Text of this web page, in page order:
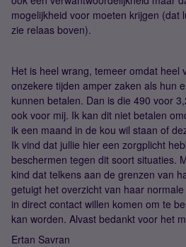
mogelijkheid voor moeten krijgen (dat
zie relaas boven).
Het is heel wrang, temeer omdat heel
onzekere tijden amper zaken als hun
kunnen betalen. Dan is die 490 voor
ook voor mij. Ik kan dit niet betalen
ik een maand in de kou wil staan of
Ik vind dat jullie hier een zorgplicht
beschermen tegen dit soort situaties.
kind dat telkens aan de grenzen van
getuigt het overzicht van haar
in direct contact willen komen om te
kan worden. Alvast bedankt voor het
Ertan Savran